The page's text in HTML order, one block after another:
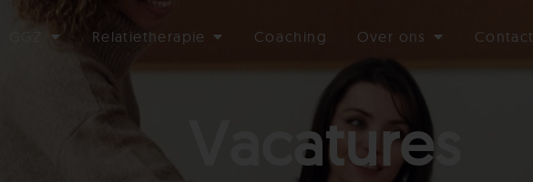
Relatietherapie Coaching Over ons Contact
Vacatures